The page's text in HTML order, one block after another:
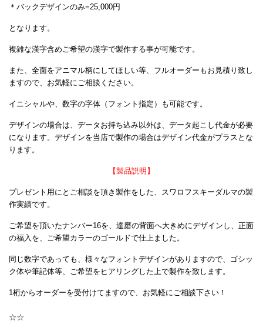
＊バックデザインのみ=25,000円
となります。
複雑な漢字含めご希望の漢字で製作する事が可能です。
また、全面をアニマル柄にしてほしい等、フルオーダーもお見積り致し
ますので、お気軽にご相談ください。
イニシャルや、数字の字体（フォント指定）も可能です。
デザインの場合は、データお持ち込み以外は、データ起こし代金が必要
になります。デザインを当店で製作の場合はデザイン代金がプラスとな
ります。
【製品説明】
プレゼント用にとご相談を頂き製作をした、スワロフスキーダルマの製
作実績です。
ご希望を頂いたナンバー16を、達磨の背面へ大きめにデザインし、正面
の福入を、ご希望カラーのゴールドで仕上ました。
同じ数字であっても、様々なフォントデザインがありますので、ゴシッ
ク体や筆記体等、ご希望をヒアリングした上で製作を致します。
1桁からオーダーを受付けてますので、お気軽にご相談下さい！
☆☆